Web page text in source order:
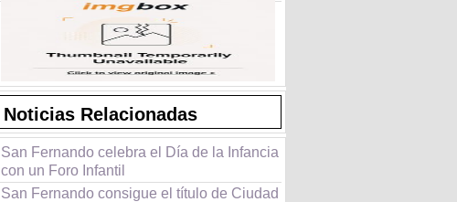
Noticias Relacionadas
San Fernando celebra el Día de la Infancia
con un Foro Infantil
San Fernando consigue el título de Ciudad